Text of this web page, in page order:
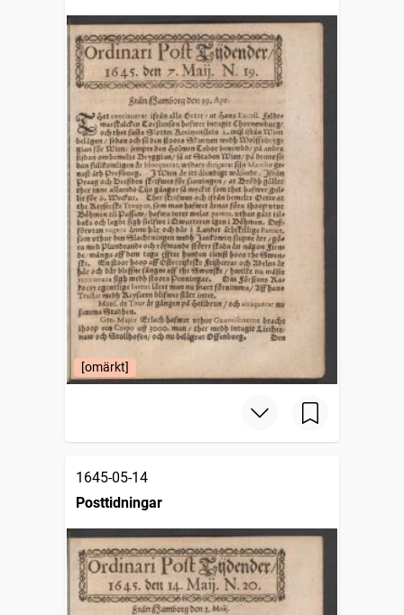
[omärkt]
1645-05-14
Posttidningar